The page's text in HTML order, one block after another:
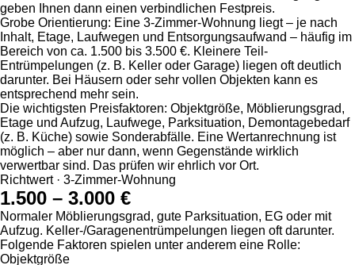
geben Ihnen dann einen verbindlichen Festpreis.
Grobe Orientierung: Eine 3-Zimmer-Wohnung liegt – je nach
Inhalt, Etage, Laufwegen und Entsorgungsaufwand – häufig im
Bereich von ca. 1.500 bis 3.500 €. Kleinere Teil-
Entrümpelungen (z. B. Keller oder Garage) liegen oft deutlich
darunter. Bei Häusern oder sehr vollen Objekten kann es
entsprechend mehr sein.
Die wichtigsten Preisfaktoren: Objektgröße, Möblierungsgrad,
Etage und Aufzug, Laufwege, Parksituation, Demontagebedarf
(z. B. Küche) sowie Sonderabfälle. Eine Wertanrechnung ist
möglich – aber nur dann, wenn Gegenstände wirklich
verwertbar sind. Das prüfen wir ehrlich vor Ort.
Richtwert · 3-Zimmer-Wohnung
1.500 – 3.000 €
Normaler Möblierungsgrad, gute Parksituation, EG oder mit
Aufzug. Keller-/Garagen­entrümpelungen liegen oft darunter.
Folgende Faktoren spielen unter anderem eine Rolle:
Objektgröße